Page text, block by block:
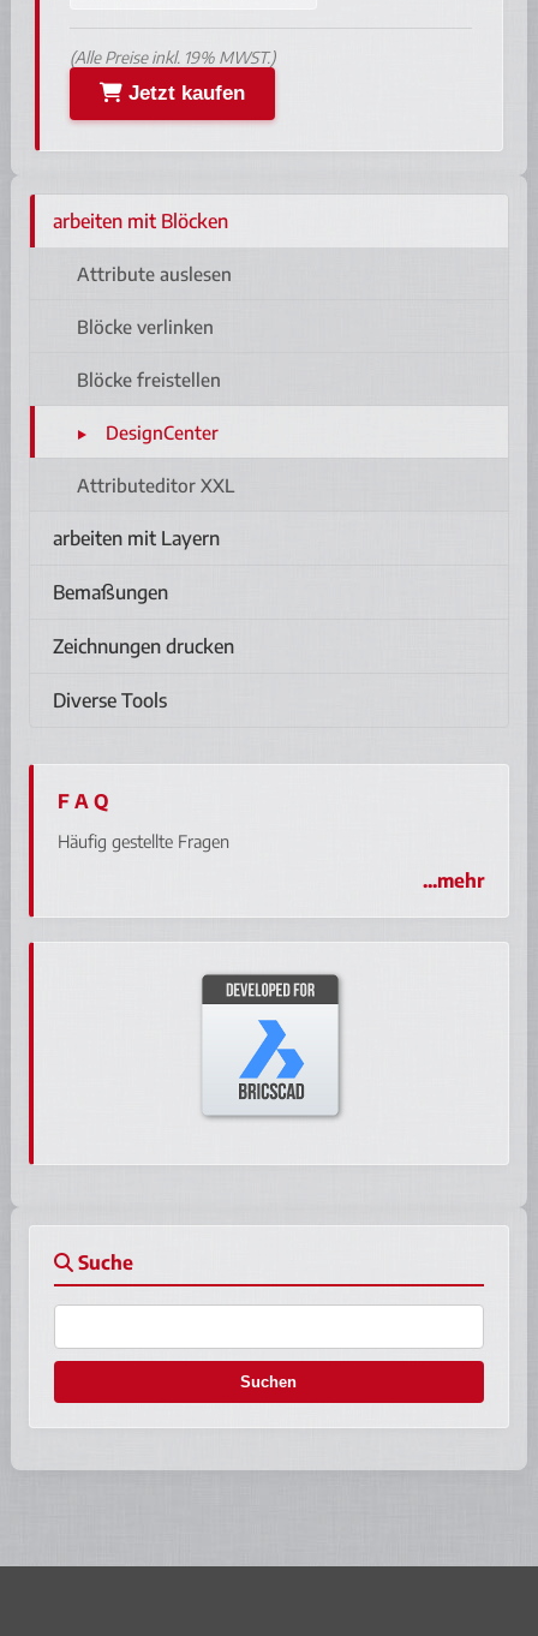
arbeiten mit Blöcken
Attribute auslesen
Blöcke verlinken
Blöcke freistellen
DesignCenter
Attributeditor XXL
arbeiten mit Layern
Bemaßungen
Zeichnungen drucken
Diverse Tools
F A Q
Häufig gestellte Fragen
...mehr
(Alle Preise inkl. 19% MWST.)
Jetzt kaufen
Suche